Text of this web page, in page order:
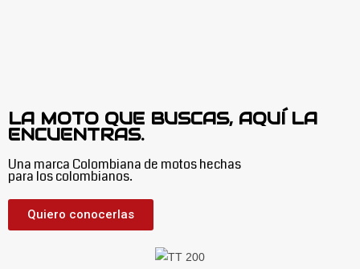
LA MOTO QUE BUSCAS, AQUÍ LA
ENCUENTRAS.
Una marca Colombiana de motos hechas
para los colombianos.
Quiero conocerlas